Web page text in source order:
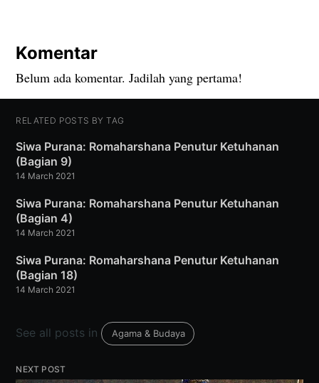
Komentar
Belum ada komentar. Jadilah yang pertama!
RELATED POSTS BY TAG
Siwa Purana: Romaharshana Penutur Ketuhanan
(Bagian 9)
14 March 2021
Siwa Purana: Romaharshana Penutur Ketuhanan
(Bagian 4)
14 March 2021
Siwa Purana: Romaharshana Penutur Ketuhanan
(Bagian 18)
14 March 2021
See all posts in Agama & Budaya
NEXT POST